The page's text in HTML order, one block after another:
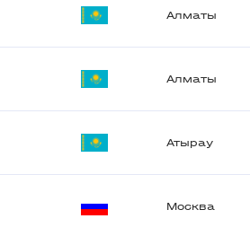
Алматы
Алматы
Атырау
Москва